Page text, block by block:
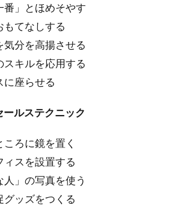
番」とほめそやす
もてなしする
気分を高揚させる
スキルを応用する
に座らせる
ルステクニック
ろに鏡を置く
ィスを設置する
」の写真を使う
グッズをつくる